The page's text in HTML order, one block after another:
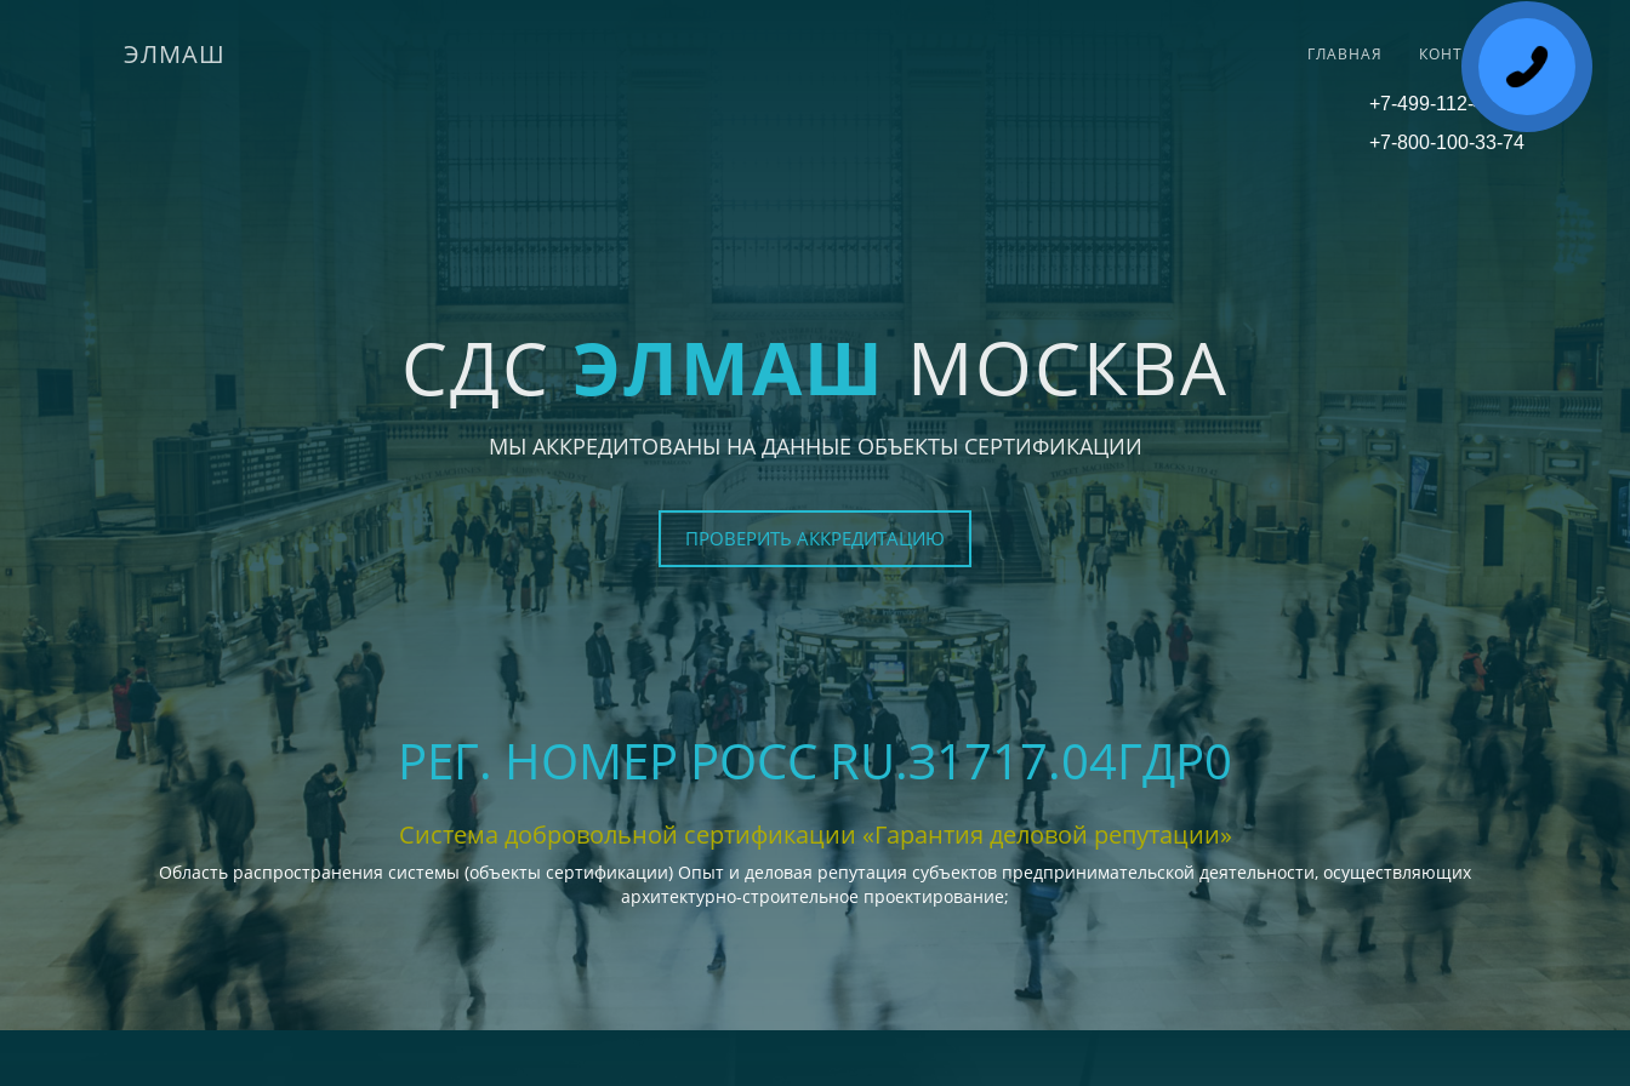
ЭЛМАШ ГЛАВНАЯ КОНТАКТЫ
СДСЭЛМАШМОСКВА
МЫ АККРЕДИТОВАНЫ НА ДАННЫЕ ОБЪЕКТЫ СЕРТИФИКАЦИИ
ПРОВЕРИТЬ АККРЕДИТАЦИЮ
РЕГ. НОМЕР РОСС RU.З1717.04ГДР0
Система добровольной сертификации «Гарантия деловой репутации»
Область распространения системы (объекты сертификации) Опыт и деловая репутация субъектов предпринимательской деятельности, осуществляющих
архитектурно-строительное проектирование;
+7-499-112-45-81
+7-800-100-33-74